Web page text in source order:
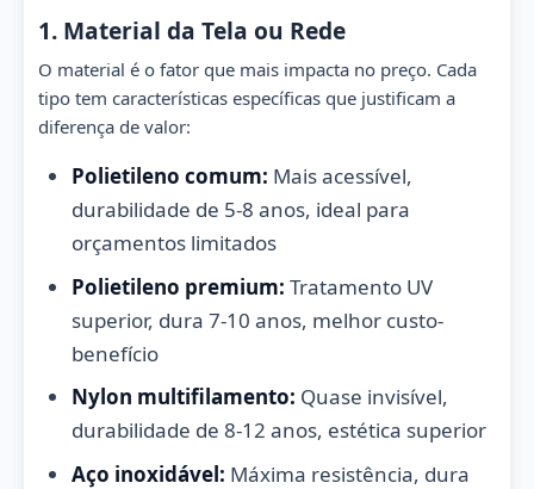
1. Material da Tela ou Rede
O material é o fator que mais impacta no preço. Cada
tipo tem características específicas que justificam a
diferença de valor:
Polietileno comum: Mais acessível,
durabilidade de 5-8 anos, ideal para
orçamentos limitados
Polietileno premium: Tratamento UV
superior, dura 7-10 anos, melhor custo-
benefício
Nylon multifilamento: Quase invisível,
durabilidade de 8-12 anos, estética superior
Aço inoxidável: Máxima resistência, dura